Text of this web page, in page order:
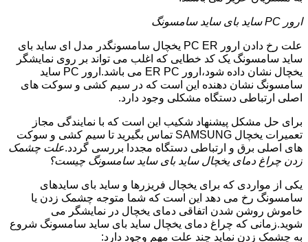
ارور PC ساید بای ساید سامسونگ
علت رخ دادن ارور PC ER یخچال سامسونگدر مدل ای ساید بای
ساید سامسونگ یک کد خطایی که اغلب می تواند بر روی نمایشگر
یخچال نشان داده شود،ارور ER PC می باشد.ارور PC ساید
سامسونگ نشان دهنده این است که در سیم کشی و سوکت های
اصلی ارتباطی دستگاه مشکلی وجود دارد.
برای حل مشکل پیشنهاد شکیب این است که با نمایندگی مجاز
تعمیرات یخچال SAMSUNG تماس بگیرید تا سیم کشی و سوکت
های اصلی برق و ارتباطی دستگاه مجددا بررسی گردد.علت چشمک
زدن چراغ دمای یخچال ساید بای ساید سامسونگ چیست؟
یکی از مواردی که برای یخچال فریزرها و ساید بای سایدهای
سامسونگ رخ می دهد این است که شما متوجه چشمک زدن یا
خاموش روشن شدن اتفاقی دمای یخچال در نمایشگر می
شوید.زمانی که چراغ دمای یخچال ساید بای ساید سامسونگ شروع
به چشمک زدن نماید چند علت مهم وجود دارد: